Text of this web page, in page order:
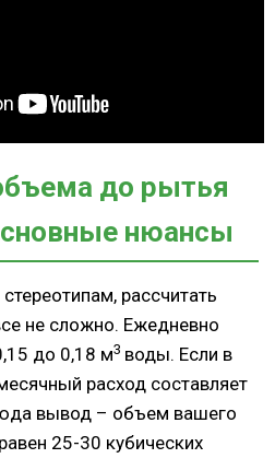
до рытья
нюансы
рассчитать
не сложно. Ежедневно
до 0,18 м3 воды. Если в
расход составляет
вывод – объем вашего
25-30 кубических